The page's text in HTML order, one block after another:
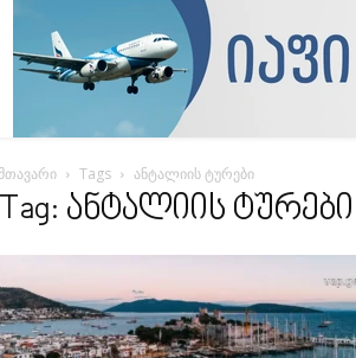
მთავარი Tags ანტალიის ტურები
Tag: ანტალიის ტურები